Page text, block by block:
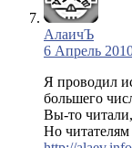
АлаичЪ
6 Апрель
Я проводил
большего
Вы-то
Но читателям